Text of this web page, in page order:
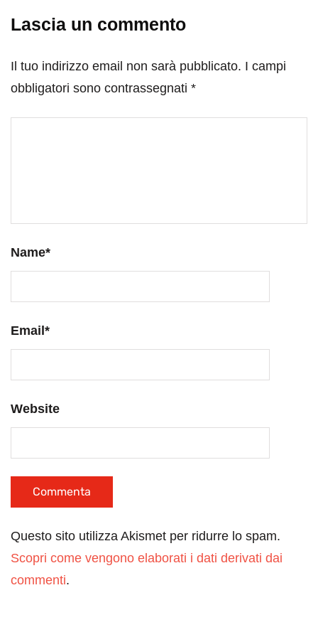
Lascia un commento
Il tuo indirizzo email non sarà pubblicato. I campi
obbligatori sono contrassegnati *
Name*
Email *
Website
Questo sito utilizza Akismet per ridurre lo spam.
Scopri come vengono elaborati i dati derivati dai
commenti.